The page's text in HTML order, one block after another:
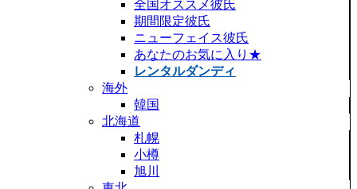
全国オススメ彼氏
期間限定彼氏
ニューフェイス彼氏
あなたのお気に入り★
レンタルダンディ
海外
韓国
北海道
札幌
小樽
旭川